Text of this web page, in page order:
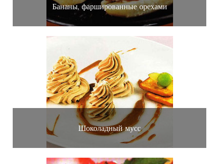
Бананы, фаршированные орехами
Шоколадный мусс